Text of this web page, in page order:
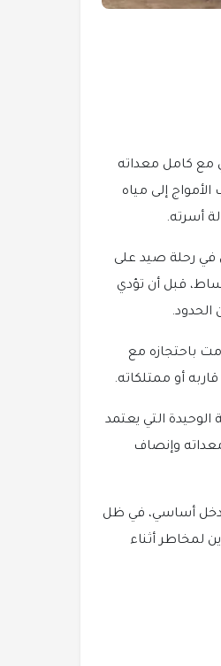
مع كامل معداته
إلى مياه
أسرته.
في رحلة صيد على
قبل أن تؤدي
باحتجازه مع
أو ممتلكاته.
التي يعتمد
وإنصاف
دخل أساسي، في ظل
لمخاطر أثناء